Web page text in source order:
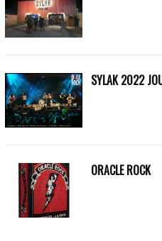
SYLAK 2022
ORACLE ROCK